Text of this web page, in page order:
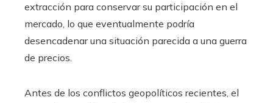
extracción para conservar su participación en el
mercado, lo que eventualmente podría
desencadenar una situación parecida a una guerra
de precios.
Antes de los conflictos geopolíticos recientes, el